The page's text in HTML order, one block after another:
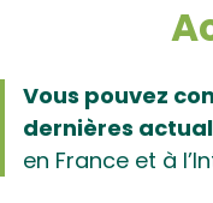
Vous pouvez
dernières
en France et à